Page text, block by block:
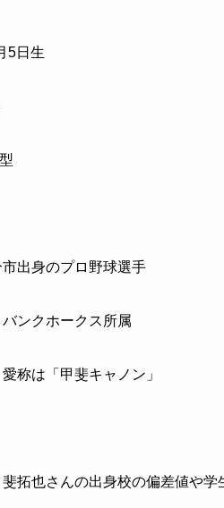
5日生
出身のプロ野球選手
ンクホークス所属
称は「甲斐キャノン」
斐拓也さんの出身校の偏差値や